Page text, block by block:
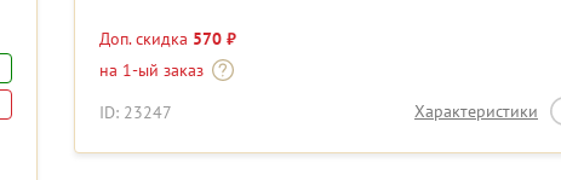
Доп. скидка 570 ₽
на 1-ый заказ
ID: 23247
Характеристики